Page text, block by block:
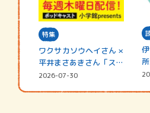
特集
ワクサカソウヘイさん ×
平井まさあきさん「スペ
シャ…
2026-07-30
所